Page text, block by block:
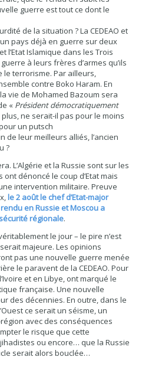
guerre est tout ce dont le
de la situation ? La CEDEAO et
pays déjà en guerre sur deux
l’Etat Islamique dans les Trois
à leurs frères d’armes qu’ils
terrorisme. Par ailleurs,
contre Boko Haram. En
vie de Mohamed Bazoum sera
« Président démocratiquement
ne serait-il pas pour le moins
un putsch
de leur meilleurs alliés, l’ancien
?
L’Algérie et la Russie sont sur les
dénoncé le coup d’Etat mais
intervention militaire. Preuve
le 2 août le chef d’Etat-major
en Russie et Moscou a
régionale.
le jour – le pire n’est
majeure. Les opinions
pas une nouvelle guerre menée
le paravent de la CEDEAO. Pour
et en Libye, ont marqué le
française. Une nouvelle
des décennies. En outre, dans le
ce serait un séisme, un
avec des conséquences
le risque que cette
ou encore… que la Russie
serait alors bouclée…